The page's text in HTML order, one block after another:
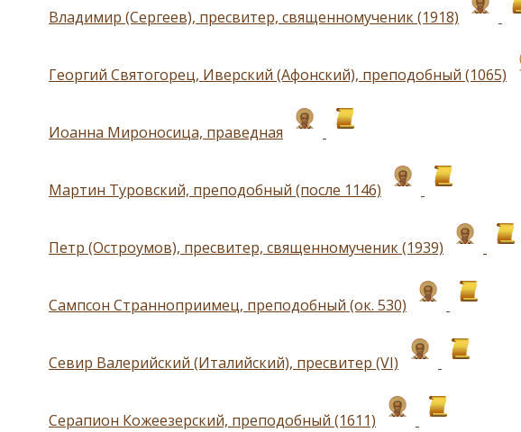
Владимир (Сергеев), пресвитер, священномученик (1918)
Георгий Святогорец, Иверский (Афонский), преподобный (1065)
Иоанна Мироносица, праведная
Мартин Туровский, преподобный (после 1146)
Петр (Остроумов), пресвитер, священномученик (1939)
Сампсон Странноприимец, преподобный (ок. 530)
Севир Валерийский (Италийский), пресвитер (VI)
Серапион Кожеезерский, преподобный (1611)